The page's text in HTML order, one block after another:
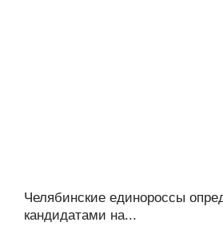
Челябинские единороссы
кандидатами на...